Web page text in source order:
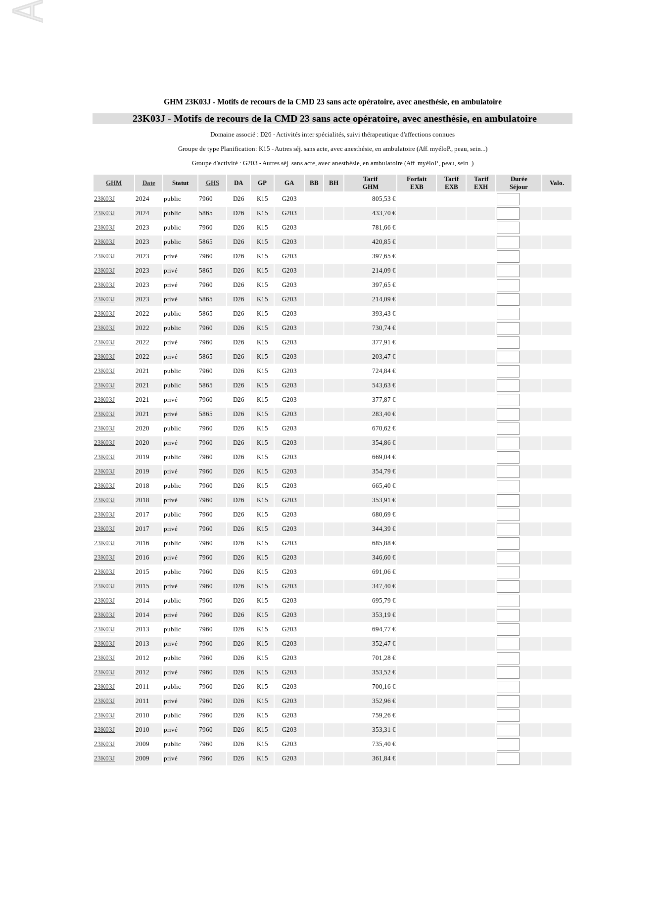
GHM Date Statut GHS DA GP GA BB BH
Tarif
GHM
Forfait
EXB
Tarif
EXB
Tarif
EXH
Durée
Séjour
Valo.
23K03J 2024 public 7960 D26 K15 G203
805,53 €
23K03J
2024 public 5865 D26 K15 G203
433,70 €
23K03J
2023 public 7960 D26 K15 G203
781,66 €
23K03J
2023 public 5865 D26 K15 G203
420,85 €
23K03J
2023 privé 7960 D26 K15 G203
397,65 €
23K03J
2023 privé 5865 D26 K15 G203
214,09 €
23K03J
2023 privé 7960 D26 K15 G203
397,65 €
23K03J
2023 privé 5865 D26 K15 G203
214,09 €
23K03J
2022 public 5865 D26 K15 G203
393,43 €
23K03J
2022 public 7960 D26 K15 G203
730,74 €
23K03J
2022 privé 7960 D26 K15 G203
377,91 €
23K03J
2022 privé 5865 D26 K15 G203
203,47 €
23K03J
2021 public 7960 D26 K15 G203
724,84 €
23K03J
2021 public 5865 D26 K15 G203
543,63 €
23K03J
2021 privé 7960 D26 K15 G203
377,87 €
23K03J
2021 privé 5865 D26 K15 G203
283,40 €
23K03J
2020 public 7960 D26 K15 G203
670,62 €
23K03J
2020 privé 7960 D26 K15 G203
354,86 €
23K03J
2019 public 7960 D26 K15 G203
669,04 €
23K03J
2019 privé 7960 D26 K15 G203
354,79 €
23K03J
2018 public 7960 D26 K15 G203
665,40 €
23K03J
2018 privé 7960 D26 K15 G203
353,91 €
23K03J
2017 public 7960 D26 K15 G203
680,69 €
23K03J
2017 privé 7960 D26 K15 G203
344,39 €
23K03J
2016 public 7960 D26 K15 G203
685,88 €
23K03J
2016 privé 7960 D26 K15 G203
346,60 €
23K03J
2015 public 7960 D26 K15 G203
691,06 €
23K03J
2015 privé 7960 D26 K15 G203
347,40 €
23K03J
2014 public 7960 D26 K15 G203
695,79 €
23K03J
2014 privé 7960 D26 K15 G203
353,19 €
23K03J
2013 public 7960 D26 K15 G203
694,77 €
23K03J
2013 privé 7960 D26 K15 G203
352,47 €
23K03J
2012 public 7960 D26 K15 G203
701,28 €
23K03J
2012 privé 7960 D26 K15 G203
353,52 €
23K03J
2011 public 7960 D26 K15 G203
700,16 €
23K03J
2011 privé 7960 D26 K15 G203
352,96 €
23K03J
2010 public 7960 D26 K15 G203
759,26 €
23K03J
2010 privé 7960 D26 K15 G203
353,31 €
23K03J
2009 public 7960 D26 K15 G203
735,40 €
23K03J
2009 privé 7960 D26 K15 G203 361,84 €
GHM 23K03J - Motifs de recours de la CMD 23 sans acte opératoire, avec anesthésie, en ambulatoire
23K03J - Motifs de recours de la CMD 23 sans acte opératoire, avec anesthésie, en ambulatoire
Domaine associé : D26 - Activités inter spécialités, suivi thérapeutique d'affections connues
Groupe de type Planification: K15 - Autres séj. sans acte, avec anesthésie, en ambulatoire (Aff. myéloP., peau, sein...)
Groupe d'activité : G203 - Autres séj. sans acte, avec anesthésie, en ambulatoire (Aff. myéloP., peau, sein..)